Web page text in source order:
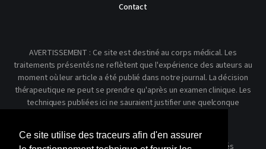
Ce site utilise des traceurs afin d'en assurer
Contact
AVERTISSEMENT : Ce site est destiné au corps médical. Les
traitements présentés ne reflètent que l'expérience des auteurs au
moment où leur article a été publié dans notre journal. La décision
thérapeutique ne peut se prendre qu'après un examen clinique. Les
techniques publiées ici ne sauraient justifier une quelconque
© 2026 Kinésithérapie Scientifique - Tous droits réservés